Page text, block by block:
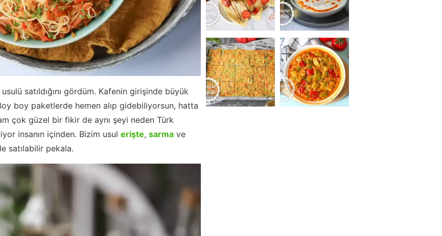
satıldığını gördüm. Kafenin girişinde büyük
boy paketlerde hemen alıp gidebiliyorsun, hatta
çok güzel bir fikir de aynı şeyi neden Türk
insanın içinden. Bizim usul erişte, sarma ve
satılabilir pekala.